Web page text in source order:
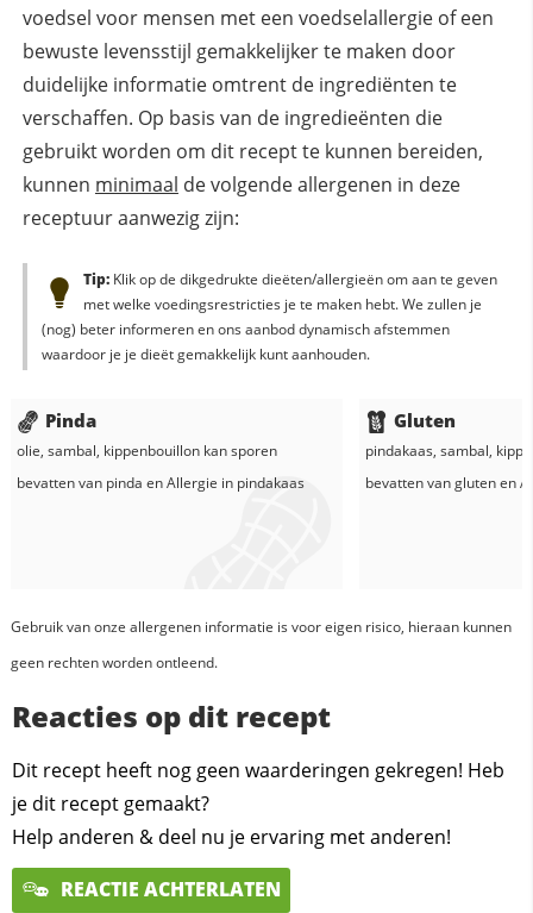
voedsel voor mensen met een voedselallergie of een
bewuste levensstijl gemakkelijker te maken door
duidelijke informatie omtrent de ingrediënten te
verschaffen. Op basis van de ingredieënten die
gebruikt worden om dit recept te kunnen bereiden,
kunnen minimaal de volgende allergenen in deze
receptuur aanwezig zijn:
Tip:Klik op de dikgedrukte dieëten/allergieën om aan te geven
met welke voedingsrestricties je te maken hebt. We zullen je
(nog) beter informeren en ons aanbod dynamisch afstemmen
waardoor je je dieët gemakkelijk kunt aanhouden.
Pinda
olie, sambal, kippenbouillonkan sporen
bevatten van pinda enAllergie in pindakaas
Gluten
pindakaas, sambal,
bevatten van gluten en
Gebruik van onze allergenen informatie is voor eigen risico, hieraan kunnen
geen rechten worden ontleend.
Reacties op dit recept
Dit recept heeft nog geen waarderingen gekregen! Heb
je dit recept gemaakt?
Help anderen & deel nu je ervaring met anderen!
REACTIE ACHTERLATEN